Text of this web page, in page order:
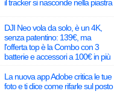
il tracker si nasconde nella piastra
DJI Neo vola da solo, è un 4K,
senza patentino: 139€, ma
l'offerta top è la Combo con 3
batterie e accessori a 100€ in più
La nuova app Adobe critica le tue
foto e ti dice come rifarle sul posto